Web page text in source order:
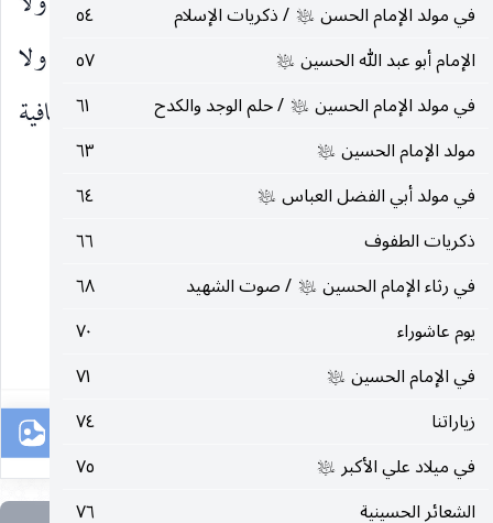
في مولد الإمام الحسن عليه‌السلام / ذكريات الإسلام
٥٤
الإمام أبو عبد الله الحسين عليه‌السلام
٥٧
في مولد الإمام الحسين عليه‌السلام / حلم الوجد والكدح
٦١
مولد الإمام الحسين عليه‌السلام
٦٣
في مولد أبي الفضل العباس عليه‌السلام
٦٤
ذكريات الطفوف
٦٦
في رثاء الإمام الحسين عليه‌السلام / صوت الشهيد
٦٨
يوم عاشوراء
٧٠
في الإمام الحسين عليه‌السلام
٧١
زياراتنا
٧٤
في ميلاد علي الأكبر عليه‌السلام
٧٥
الشعائر الحسينية
٧٦
نور كنور اليقين ، ولا يقين كاستضعاف الدنيا ، ولا
معرفة كمعرفتك بنفسك ولا نعمة كالعافية ولا عافية
كمساعدة التوفيق ... »
__________________
(١) بحار الأنوار ٧٥ : ١٦٤.